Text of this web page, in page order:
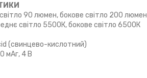
90 люмен, бокове світло 200 люмен
світло 5500К, бокове світло 6500К
(свинцево-кислотний)
мАг, 4 В